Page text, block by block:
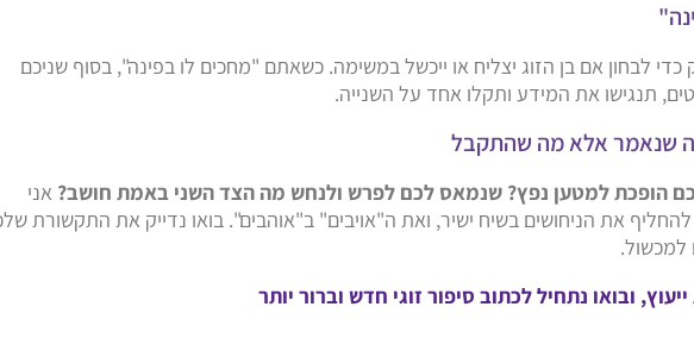
לבחון אם בן הזוג יצליח או ייכשל במשימה. כשאתם "מחכים לו בפינה", בסוף שניכם
תנגישו את המידע ותקלו אחד על השנייה.
שנאמר אלא מה שהתקבל
הופכת למטען נפץ? שנמאס לכם לפרש ולנחש מה הצד השני באמת חושב? אני
את הניחושים בשיח ישיר, ואת ה"אויבים" ב"אוהבים". בואו נדייק את התקשורת
למכשול.
ובואו נתחיל לכתוב סיפור זוגי חדש וברור יותר